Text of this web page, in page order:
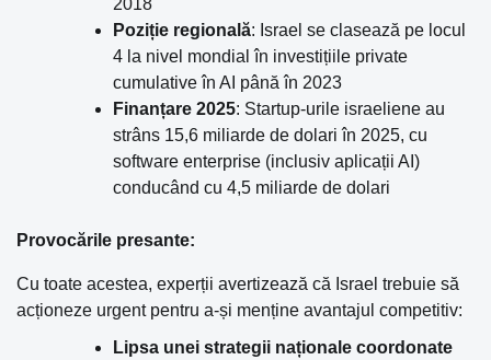
Poziție regională: Israel se clasează pe locul
4 la nivel mondial în investițiile private
cumulative în AI până în 2023
Finanțare 2025: Startup-urile israeliene au
strâns 15,6 miliarde de dolari în 2025, cu
software enterprise (inclusiv aplicații AI)
conducând cu 4,5 miliarde de dolari
Provocările presante:
Cu toate acestea, experții avertizează că Israel trebuie să
acționeze urgent pentru a-și menține avantajul competitiv:
Lipsa unei strategii naționale coordonate